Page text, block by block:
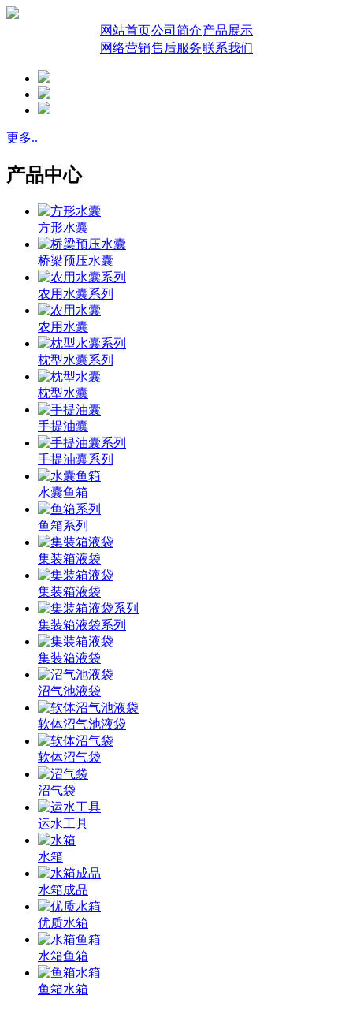
网站首页公司简介产品展示
网络营销售后服务联系我们
更多..
产品中心
方形水囊
桥梁预压水囊
农用水囊系列
农用水囊
枕型水囊系列
枕型水囊
手提油囊
手提油囊系列
水囊鱼箱
鱼箱系列
集装箱液袋
集装箱液袋
集装箱液袋系列
集装箱液袋
沼气池液袋
软体沼气池液袋
软体沼气袋
沼气袋
运水工具
水箱
水箱成品
优质水箱
水箱鱼箱
鱼箱水箱